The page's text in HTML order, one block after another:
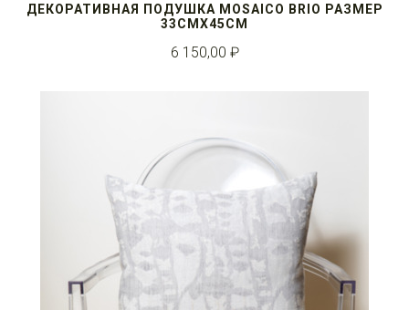
ДЕКОРАТИВНАЯ ПОДУШКА MOSAICO BRIO РАЗМЕР
33СМX45СМ
6 150,00 ₽